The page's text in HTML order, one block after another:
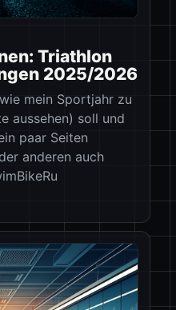
Triathlon
2025/2026
mein Sportjahr zu
aussehen) soll und
paar Seiten
anderen auch